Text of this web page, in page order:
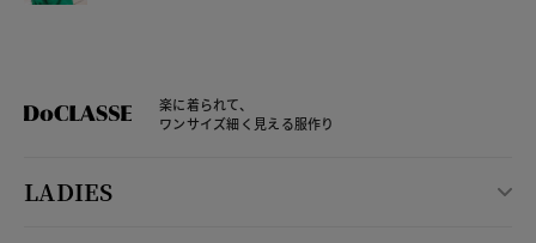
楽に着られて、
ワンサイズ細く見える服作り
LADIES